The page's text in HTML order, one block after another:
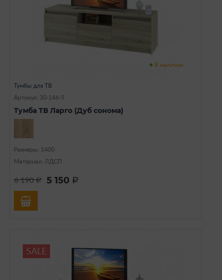
В наличии
Тумбы для ТВ
Артикул: 30-146-5
Тумба ТВ Ларго (Дуб сонома)
Размеры: 1400
Материал: ЛДСП
6 190a 5 150 a
SALE